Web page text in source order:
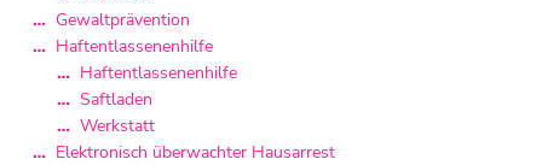
Gewaltprävention
Haftentlassenenhilfe
Haftentlassenenhilfe
Saftladen
Werkstatt
Elektronisch überwachter Hausarrest